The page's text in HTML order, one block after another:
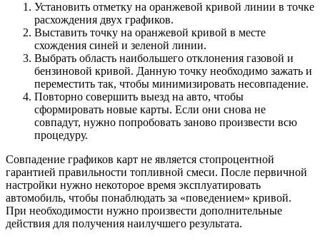
Установить отметку на оранжевой кривой линии в точке
расхождения двух графиков.
Выставить точку на оранжевой кривой в месте
схождения синей и зеленой линии.
Выбрать область наибольшего отклонения газовой и
бензиновой кривой. Данную точку необходимо зажать и
переместить так, чтобы минимизировать несовпадение.
Повторно совершить выезд на авто, чтобы
сформировать новые карты. Если они снова не
совпадут, нужно попробовать заново произвести всю
процедуру.
Совпадение графиков карт не является стопроцентной
гарантией правильности топливной смеси. После первичной
настройки нужно некоторое время эксплуатировать
автомобиль, чтобы понаблюдать за «поведением» кривой.
При необходимости нужно произвести дополнительные
действия для получения наилучшего результата.